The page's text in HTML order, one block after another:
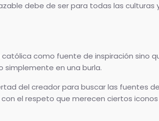
debe de ser para todas las culturas
católica como fuente de inspiración sino
simplemente en una burla.
del creador para buscar las fuentes
el respeto que merecen ciertos